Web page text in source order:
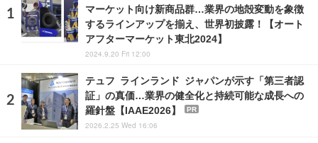
マーケット向け新商品群…業界の地殻変動を象徴
するラインアップを揃え、世界初披露！【オート
アフターマーケット東北2024】
2024.9.20 Fri 12:00
テュフ ラインランド ジャパンが示す「第三者認
証」の真価…業界の健全化と持続可能な成長への
羅針盤【IAAE2026】
PR
2026.2.25 Wed 16:06